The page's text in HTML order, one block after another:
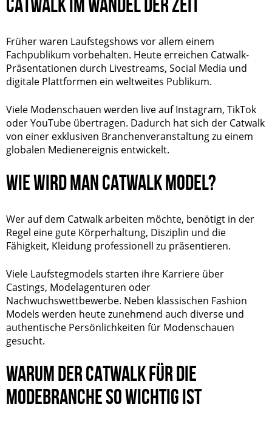
CATWALK IM WANDEL DER ZEIT
Früher waren Laufstegshows vor allem einem
Fachpublikum vorbehalten. Heute erreichen Catwalk-
Präsentationen durch Livestreams, Social Media und
digitale Plattformen ein weltweites Publikum.
Viele Modenschauen werden live auf Instagram, TikTok
oder YouTube übertragen. Dadurch hat sich der Catwalk
von einer exklusiven Branchenveranstaltung zu einem
globalen Medienereignis entwickelt.
WIE WIRD MAN CATWALK MODEL?
Wer auf dem Catwalk arbeiten möchte, benötigt in der
Regel eine gute Körperhaltung, Disziplin und die
Fähigkeit, Kleidung professionell zu präsentieren.
Viele Laufstegmodels starten ihre Karriere über
Castings, Modelagenturen oder
Nachwuchswettbewerbe. Neben klassischen Fashion
Models werden heute zunehmend auch diverse und
authentische Persönlichkeiten für Modenschauen
gesucht.
WARUM DER CATWALK FÜR DIE
MODEBRANCHE SO WICHTIG IST